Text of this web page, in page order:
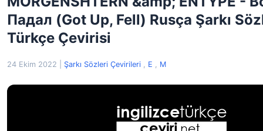
Падал (Got Up, Fell) Rusça Şarkı
Türkçe Çevirisi
24 Ekim 2022 Şarkı Sözleri Çevirileri , E , M